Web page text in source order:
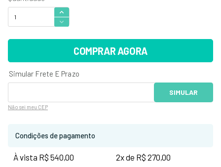
COMPRAR AGORA
Não sei meu CEP
Condições de pagamento
À vista R$ 540,00
2x de R$ 270,00